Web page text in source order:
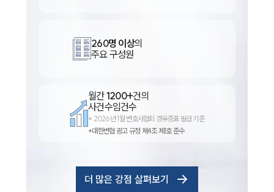
260명 이상의
주요 구성원
월간1200+건의
사건수임건수
* 2026년 1월 변호사협회 경유증표 발급 기준
*대한변협 광고 규정 제4조 제1호 준수
더 많은 강점 살펴보기